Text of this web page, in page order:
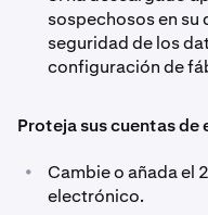
sospechosos en su
seguridad de los
configuración de
Proteja sus cuentas de
•
Cambie o añada el
electrónico.